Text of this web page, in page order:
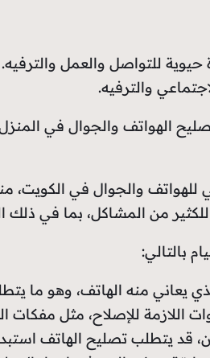
للتواصل والعمل
والترفيه.
الهواتف والجوال في
والجوال في الكويت،
من المشاكل، بما في ذلك
بالتالي:
منه الهاتف، وهو ما
اللازمة للإصلاح، مثل
قد يتطلب تصليح الهاتف